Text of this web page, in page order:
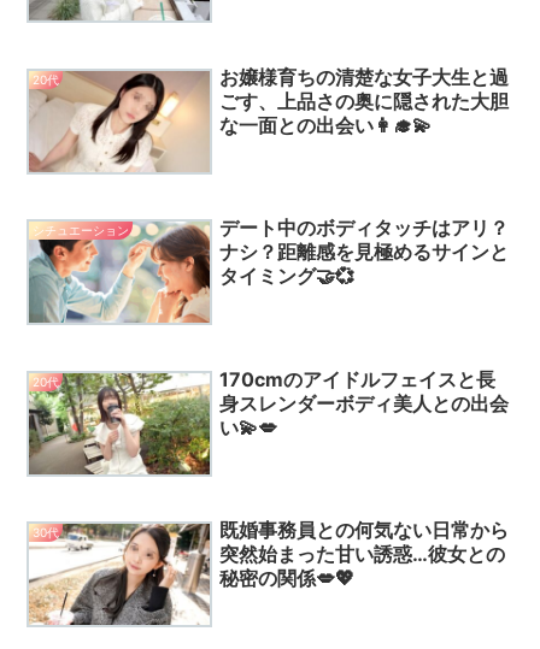
20代
お嬢様育ちの清楚な女子大生と過
ごす、上品さの奥に隠された大胆
な一面との出会い👩‍🎓💫
シチュエーション
デート中のボディタッチはアリ？
ナシ？距離感を見極めるサインと
タイミング🤝💞
20代
170cmのアイドルフェイスと長
身スレンダーボディ美人との出会
い💫💋
30代
既婚事務員との何気ない日常から
突然始まった甘い誘惑…彼女との
秘密の関係💋💖